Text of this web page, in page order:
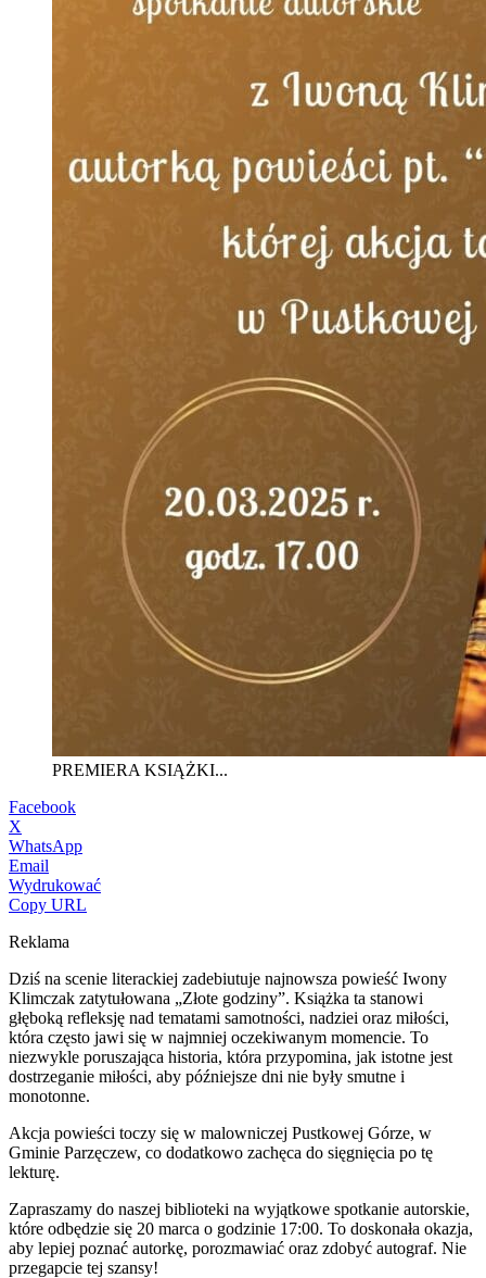
PREMIERA KSIĄŻKI...
Facebook
X
WhatsApp
Email
Wydrukować
Copy URL
Reklama
Dziś na scenie literackiej zadebiutuje najnowsza powieść Iwony
Klimczak zatytułowana „Złote godziny”. Książka ta stanowi
głęboką refleksję nad tematami samotności, nadziei oraz miłości,
która często jawi się w najmniej oczekiwanym momencie. To
niezwykle poruszająca historia, która przypomina, jak istotne jest
dostrzeganie miłości, aby późniejsze dni nie były smutne i
monotonne.
Akcja powieści toczy się w malowniczej Pustkowej Górze, w
Gminie Parzęczew, co dodatkowo zachęca do sięgnięcia po tę
lekturę.
Zapraszamy do naszej biblioteki na wyjątkowe spotkanie autorskie,
które odbędzie się 20 marca o godzinie 17:00. To doskonała okazja,
aby lepiej poznać autorkę, porozmawiać oraz zdobyć autograf. Nie
przegapcie tej szansy!